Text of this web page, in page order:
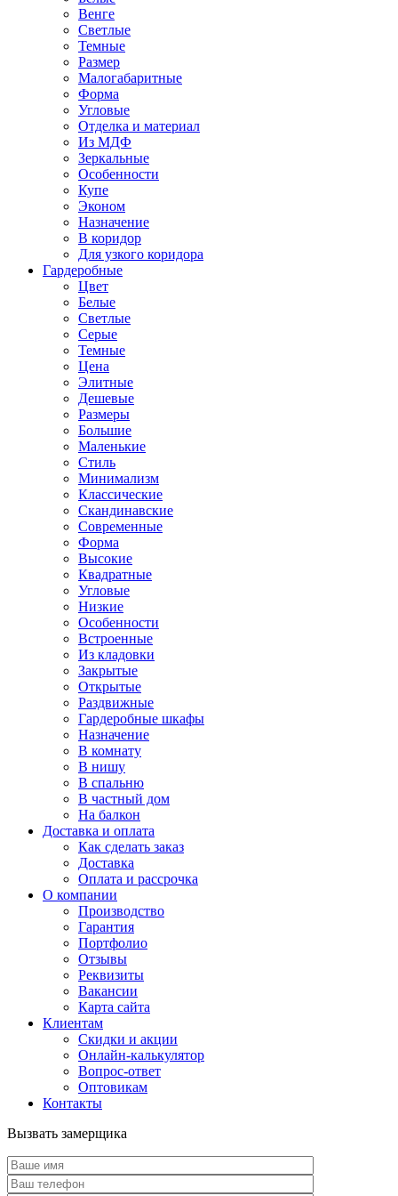
Венге
Светлые
Темные
Размер
Малогабаритные
Форма
Угловые
Отделка и материал
Из МДФ
Зеркальные
Особенности
Купе
Эконом
Назначение
В коридор
Для узкого коридора
Гардеробные
Цвет
Белые
Светлые
Серые
Темные
Цена
Элитные
Дешевые
Размеры
Большие
Маленькие
Стиль
Минимализм
Классические
Скандинавские
Современные
Форма
Высокие
Квадратные
Угловые
Низкие
Особенности
Встроенные
Из кладовки
Закрытые
Открытые
Раздвижные
Гардеробные шкафы
Назначение
В комнату
В нишу
В спальню
В частный дом
На балкон
Доставка и оплата
Как сделать заказ
Доставка
Оплата и рассрочка
О компании
Производство
Гарантия
Портфолио
Отзывы
Реквизиты
Вакансии
Карта сайта
Клиентам
Скидки и акции
Онлайн-калькулятор
Вопрос-ответ
Оптовикам
Контакты
Вызвать замерщика